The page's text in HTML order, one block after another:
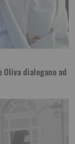
Oliva dialogano ad